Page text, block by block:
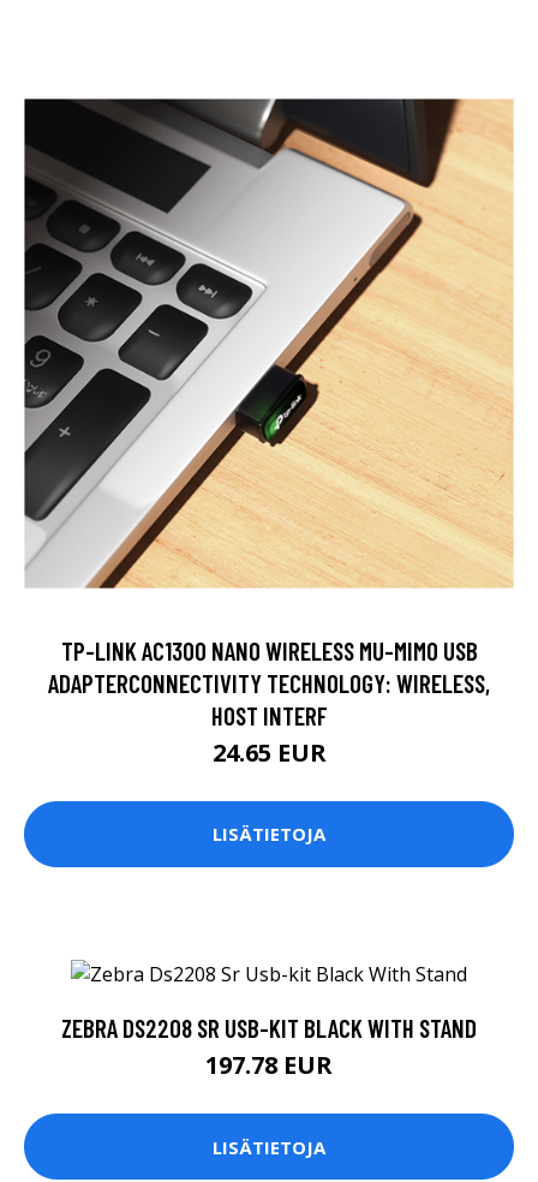
TP-LINK AC1300 NANO WIRELESS MU-MIMO USB
ADAPTERCONNECTIVITY TECHNOLOGY: WIRELESS,
HOST INTERF
24.65 EUR
LISÄTIETOJA
ZEBRA DS2208 SR USB-KIT BLACK WITH STAND
197.78 EUR
LISÄTIETOJA